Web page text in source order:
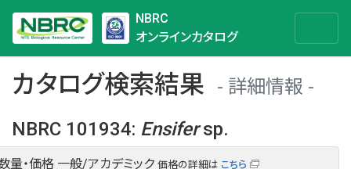
NBRC
オンラインカタログ
カタログ検索結果
詳細情報
NBRC 101934: Ensifersp.
量・価格 一般/アカデミック 価格の詳細は こちら